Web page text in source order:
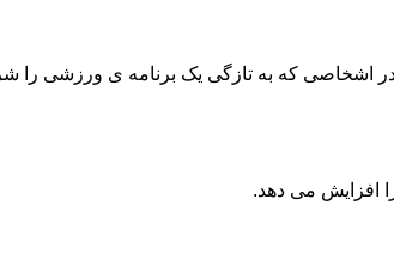
اشخاصی که به تازگی یک برنامه ی ورزشی را
افزایش می دهد.